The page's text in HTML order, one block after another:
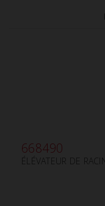
668490
ÉLÉVATEUR DE